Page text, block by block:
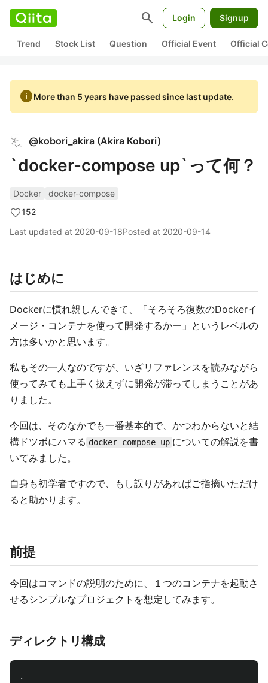
search Login Signup
Trend Stock List Question Official Event Official
infoMore than 5 years have passed since last update.
@kobori_akira (Akira Kobori)
`docker-compose up`って何？
Docker
docker-compose
152
Last updated at 2020-09-18Posted at 2020-09-14
はじめに
Dockerに慣れ親しんできて、「そろそろ復数のDockerイ
メージ・コンテナを使って開発するかー」というレベルの
方は多いかと思います。
私もその一人なのですが、いざリファレンスを読みながら
使ってみても上手く扱えずに開発が滞ってしまうことがあ
りました。
今回は、そのなかでも一番基本的で、かつわからないと結
構ドツボにハマる docker-compose up についての解説を書
いてみました。
自身も初学者ですので、もし誤りがあればご指摘いただけ
ると助かります。
前提
今回はコマンドの説明のために、１つのコンテナを起動さ
せるシンプルなプロジェクトを想定してみます。
ディレクトリ構成
.